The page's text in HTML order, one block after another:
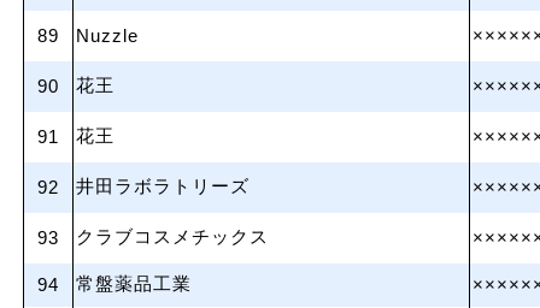
89 Nuzzle
90 花王
91 花王
92 井田ラボラトリーズ
93 クラブコスメチックス
94 常盤薬品工業